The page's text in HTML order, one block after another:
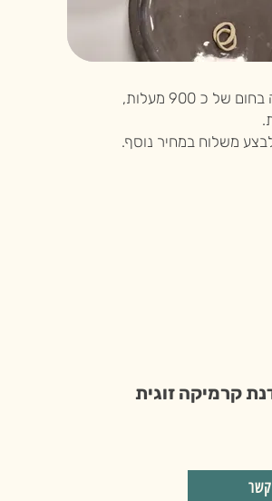
ייבוש מלא של הכלי, שריפה ראשונה בחום של כ 900 מעלות,
משלוח במחיר נוסף.
קרמיקה זוגית
קשר